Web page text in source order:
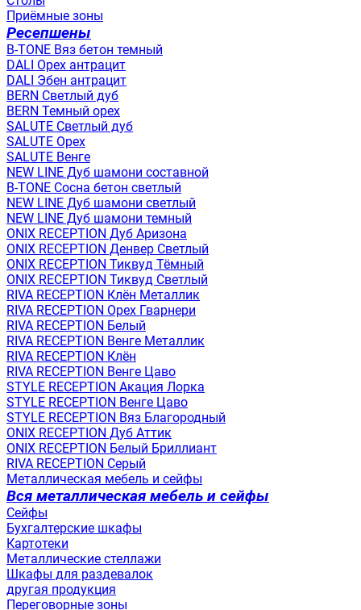
Приёмные зоны
Ресепшены
B-TONE Вяз бетон темный
DALI Орех антрацит
DALI Эбен антрацит
BERN Светлый дуб
BERN Темный орех
SALUTE Светлый дуб
SALUTE Орех
SALUTE Венге
NEW LINE Дуб шамони составной
B-TONE Сосна бетон светлый
NEW LINE Дуб шамони светлый
NEW LINE Дуб шамони темный
ONIX RECEPTION Дуб Аризона
ONIX RECEPTION Денвер Светлый
ONIX RECEPTION Тиквуд Тёмный
ONIX RECEPTION Тиквуд Светлый
RIVA RECEPTION Клён Металлик
RIVA RECEPTION Орех Гварнери
RIVA RECEPTION Белый
RIVA RECEPTION Венге Металлик
RIVA RECEPTION Клён
RIVA RECEPTION Венге Цаво
STYLE RECEPTION Акация Лорка
STYLE RECEPTION Венге Цаво
STYLE RECEPTION Вяз Благородный
ONIX RECEPTION Дуб Аттик
ONIX RECEPTION Белый Бриллиант
RIVA RECEPTION Серый
Металлическая мебель и сейфы
Вся металлическая мебель и сейфы
Сейфы
Бухгалтерские шкафы
Картотеки
Металлические стеллажи
Шкафы для раздевалок
другая продукция
Переговорные зоны